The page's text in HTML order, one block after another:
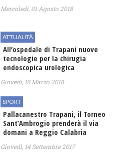
Mercoledì, 01 Agosto 2018
ATTUALITÀ
All’ospedale di Trapani nuove
tecnologie per la chirugia
endoscopica urologica
Giovedì, 15 Marzo 2018
SPORT
Pallacanestro Trapani, il Torneo
Sant’Ambrogio prenderà il via
domani a Reggio Calabria
Giovedì, 14 Settembre 2017